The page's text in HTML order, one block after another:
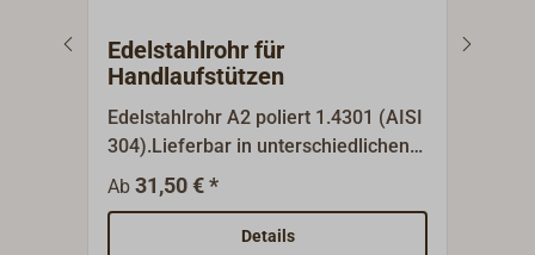
Edelstahlrohr für
Handlaufstützen
Edelstahlrohr A2 poliert 1.4301 (AISI
304).Lieferbar in unterschiedlichen
Längen.
Ab31,50 € *
Details